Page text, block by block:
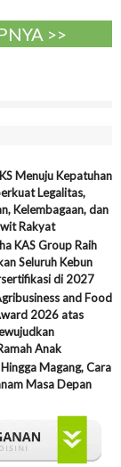
>>
Menuju Kepatuhan
Legalitas,
Kelembagaan, dan
Rakyat
KAS Group Raih
Seluruh Kebun
di 2027
and Food
2026 atas
Anak
Magang, Cara
Masa Depan